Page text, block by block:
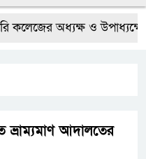
অধ্যক্ষ ও উপাধ্যক্ষের
ভ্রাম্যমাণ আদালতের